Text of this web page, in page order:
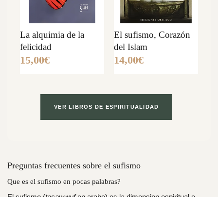
La alquimia de la
felicidad
15,00€
El sufismo, Corazón
del Islam
14,00€
VER LIBROS DE ESPIRITUALIDAD
Preguntas frecuentes sobre el sufismo
Que es el sufismo en pocas palabras?